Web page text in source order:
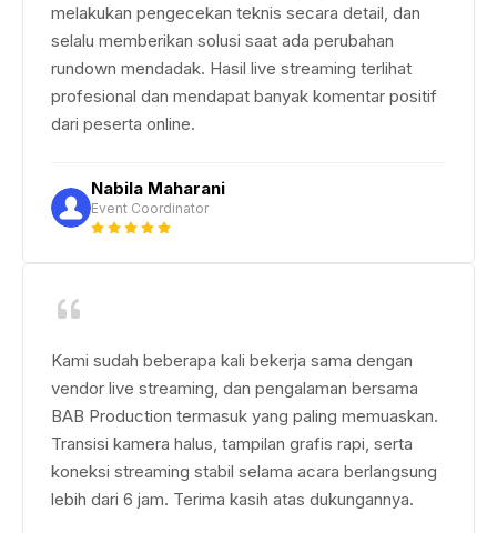
melakukan pengecekan teknis secara detail, dan
selalu memberikan solusi saat ada perubahan
rundown mendadak. Hasil live streaming terlihat
profesional dan mendapat banyak komentar positif
dari peserta online.
Nabila Maharani
Event Coordinator
Kami sudah beberapa kali bekerja sama dengan
vendor live streaming, dan pengalaman bersama
BAB Production termasuk yang paling memuaskan.
Transisi kamera halus, tampilan grafis rapi, serta
koneksi streaming stabil selama acara berlangsung
lebih dari 6 jam. Terima kasih atas dukungannya.